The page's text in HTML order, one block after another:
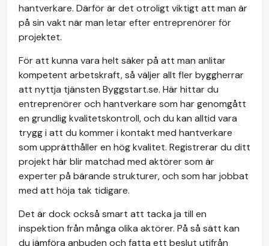
hantverkare. Därför är det otroligt viktigt att man är
på sin vakt när man letar efter entreprenörer för
projektet.
För att kunna vara helt säker på att man anlitar
kompetent arbetskraft, så väljer allt fler byggherrar
att nyttja tjänsten Byggstart.se. Här hittar du
entreprenörer och hantverkare som har genomgått
en grundlig kvalitetskontroll, och du kan alltid vara
trygg i att du kommer i kontakt med hantverkare
som upprätthåller en hög kvalitet. Registrerar du ditt
projekt här blir matchad med aktörer som är
experter på bärande strukturer, och som har jobbat
med att höja tak tidigare.
Det är dock också smart att tacka ja till en
inspektion från många olika aktörer. På så sätt kan
du jämföra anbuden och fatta ett beslut utifrån